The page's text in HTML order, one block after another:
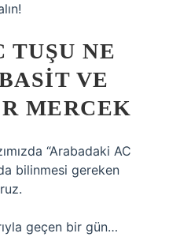
TUŞU NE
VE
MERCEK
“Arabadaki AC
bilinmesi gereken
geçen bir gün…